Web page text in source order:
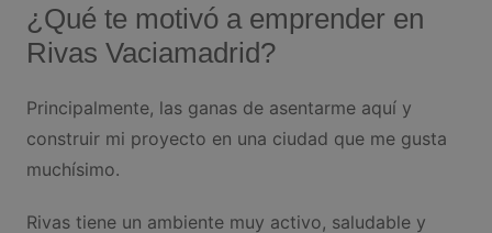
¿Qué te motivó a emprender en
Rivas Vaciamadrid?
Principalmente, las ganas de asentarme aquí y
construir mi proyecto en una ciudad que me gusta
muchísimo.
Rivas tiene un ambiente muy activo, saludable y